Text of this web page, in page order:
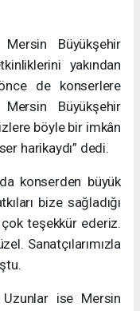
Büyükşehir
yakından
de konserlere
Büyükşehir
böyle bir imkân
harikaydı” dedi.
konserden büyük
bize sağladığı
çok teşekkür ederiz.
Sanatçılarımızla
ise Mersin